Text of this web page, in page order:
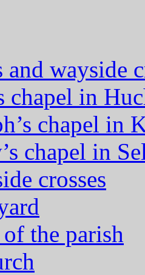
and wayside
chapel in
chapel in
chapel in
crosses
the parish